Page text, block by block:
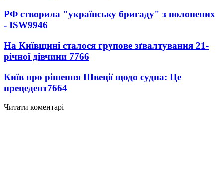
РФ створила "українську бригаду" з полонених
- ISW9946
На Київщині сталося групове зґвалтування 21-
річної дівчини 7766
Київ про рішення Швеції щодо судна: Це
прецедент7664
Читати коментарі